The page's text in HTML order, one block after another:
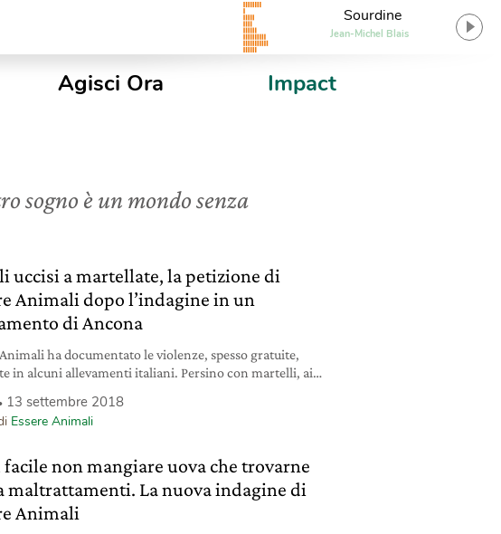
Sourdine
Jean-Michel Blais
Agisci Ora Impact
è un mondo senza
uccisi a martellate, la petizione di
Animali dopo l’indagine in un
di Ancona
ha documentato le violenze, spesso gratuite,
in alcuni allevamenti italiani. Persino con martelli, ai
13 settembre 2018
Essere Animali
facile non mangiare uova che trovarne
maltrattamenti. La nuova indagine di
Animali